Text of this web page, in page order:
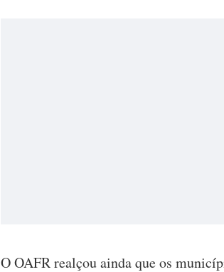
O OAFR realçou ainda que os